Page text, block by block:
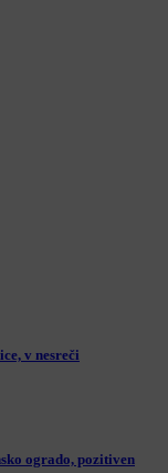
v nesreči
ogrado, pozitiven